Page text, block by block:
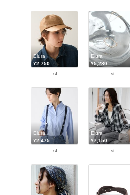
Elura
¥2,750
.st
Elura
¥5,280
.st
Elura
¥2,475
.st
Elura
¥7,150
.st